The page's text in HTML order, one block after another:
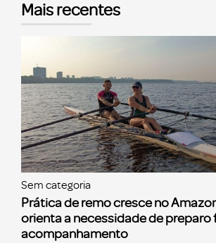
Mais recentes
Sem categoria
Prática de remo cresce no
orienta a necessidade de preparo
acompanhamento